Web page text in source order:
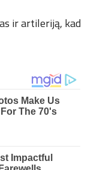
ir artileriją, kad